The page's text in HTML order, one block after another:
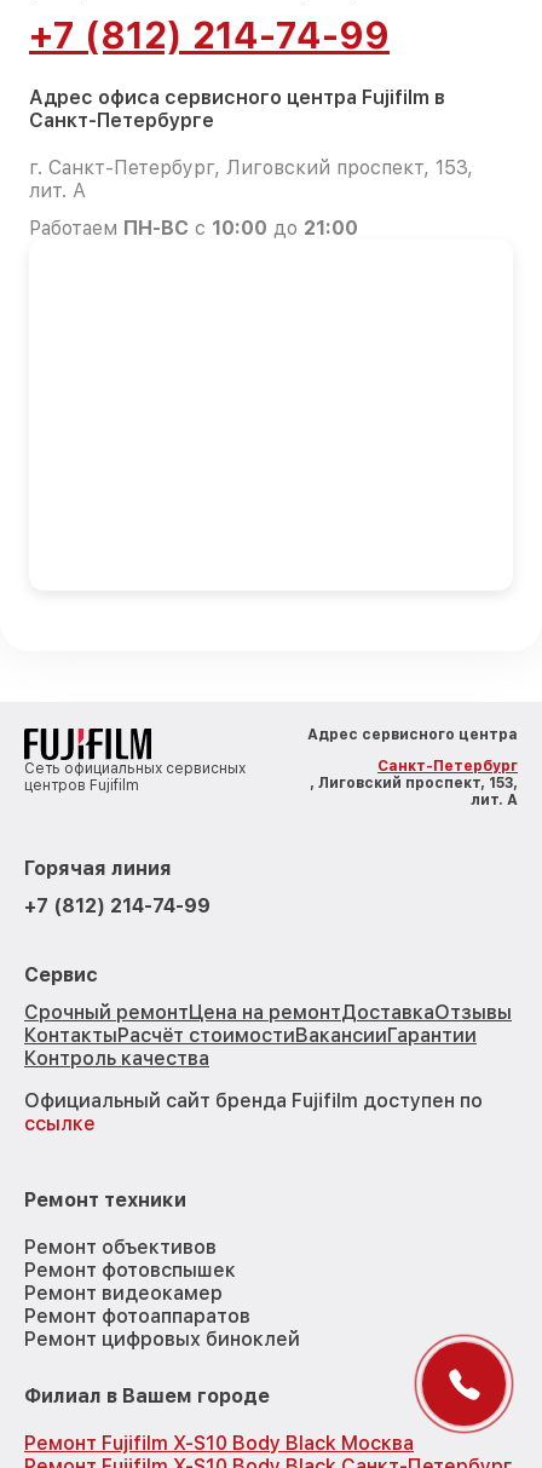
+7 (812) 214-74-99
Адрес офиса сервисного центра Fujifilm в
Санкт-Петербурге
г. Санкт-Петербург, Лиговский проспект, 153,
лит. А
Работаем ПН-ВС с 10:00 до 21:00
Сеть официальных сервисных
центров Fujifilm
Адрес сервисного центра
Санкт-Петербург
, Лиговский проспект, 153,
лит. А
Горячая линия
+7 (812) 214-74-99
Сервис
Срочный ремонтЦена на ремонтДоставкаОтзывы
КонтактыРасчёт стоимостиВакансииГарантии
Контроль качества
Официальный сайт бренда Fujifilm доступен по
ссылке
Ремонт техники
Ремонт объективов
Ремонт фотовспышек
Ремонт видеокамер
Ремонт фотоаппаратов
Ремонт цифровых биноклей
Филиал в Вашем городе
Ремонт Fujifilm X-S10 Body Black Москва